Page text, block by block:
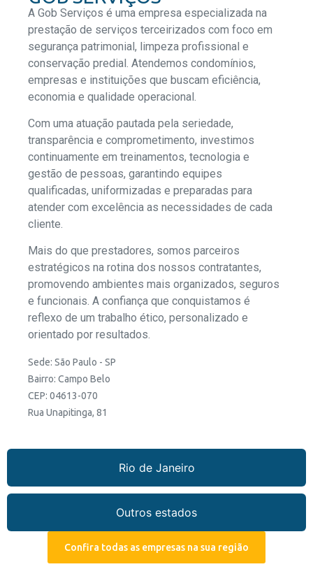
Rio de Janeiro
Outros estados
A Gob Serviços é uma empresa especializada na
prestação de serviços terceirizados com foco em
segurança patrimonial, limpeza profissional e
conservação predial. Atendemos condomínios,
empresas e instituições que buscam eficiência,
economia e qualidade operacional.
Com uma atuação pautada pela seriedade,
transparência e comprometimento, investimos
continuamente em treinamentos, tecnologia e
gestão de pessoas, garantindo equipes
qualificadas, uniformizadas e preparadas para
atender com excelência as necessidades de cada
cliente.
Mais do que prestadores, somos parceiros
estratégicos na rotina dos nossos contratantes,
promovendo ambientes mais organizados, seguros
e funcionais. A confiança que conquistamos é
reflexo de um trabalho ético, personalizado e
orientado por resultados.
Sede: São Paulo - SP
Bairro: Campo Belo
CEP: 04613-070
Rua Unapitinga, 81
Confira todas as empresas na sua região